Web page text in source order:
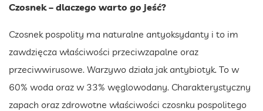
Czosnek – dlaczego warto go jeść?
Czosnek pospolity ma naturalne antyoksydanty i to im
zawdzięcza właściwości przeciwzapalne oraz
przeciwwirusowe. Warzywo działa jak antybiotyk. To w
60% woda oraz w 33% węglowodany. Charakterystyczny
zapach oraz zdrowotne właściwości czosnku pospolitego